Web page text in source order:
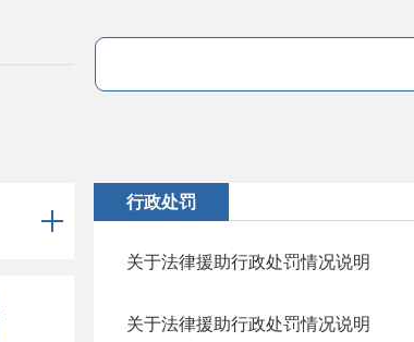
行政处罚
关于法律援助行政处罚情况说明
关于法律援助行政处罚情况说明